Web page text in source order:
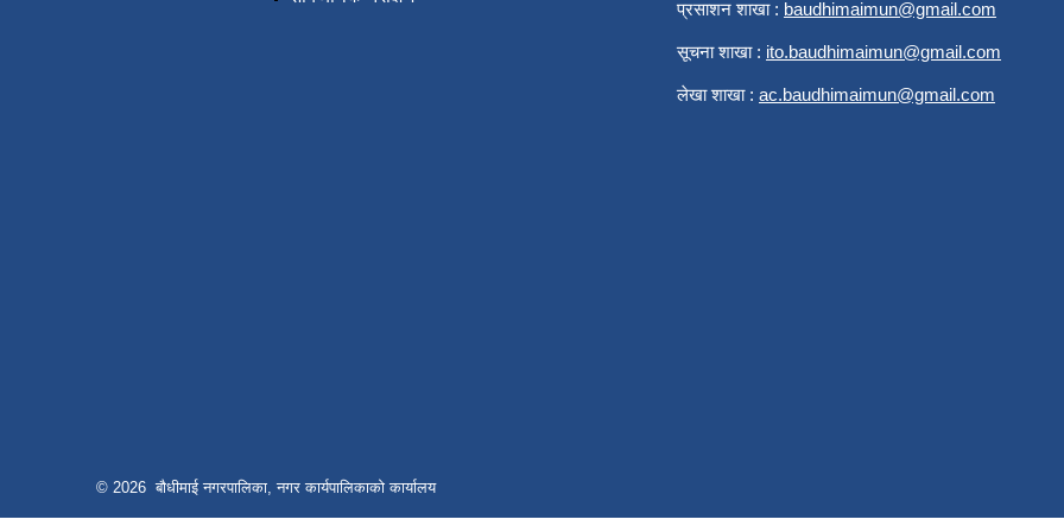
प्रसाशन शाखा : baudhimaimun@gmail.com
सूचना शाखा : ito.baudhimaimun@gmail.com
लेखा शाखा : ac.baudhimaimun@gmail.com
© 2026 बौधीमाई नगरपालिका, नगर कार्यपालिकाको कार्यालय